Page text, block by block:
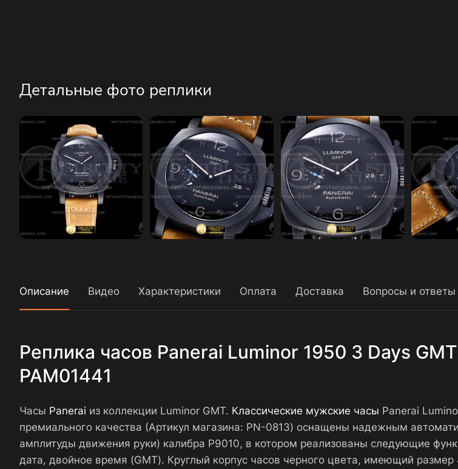
Детальные фото реплики
Описание Видео Характеристики Оплата Доставка Вопросы и ответы
Реплика часов Panerai Luminor 1950 3 Days
PAM01441
Часы Panerai из коллекции Luminor GMT. Классические мужские часы Panerai
премиального качества (Артикул магазина: PN-0813) оснащены надежным
амплитуды движения руки) калибра P9010, в котором реализованы следующие
дата, двойное время (GMT). Круглый корпус часов черного цвета, имеющий